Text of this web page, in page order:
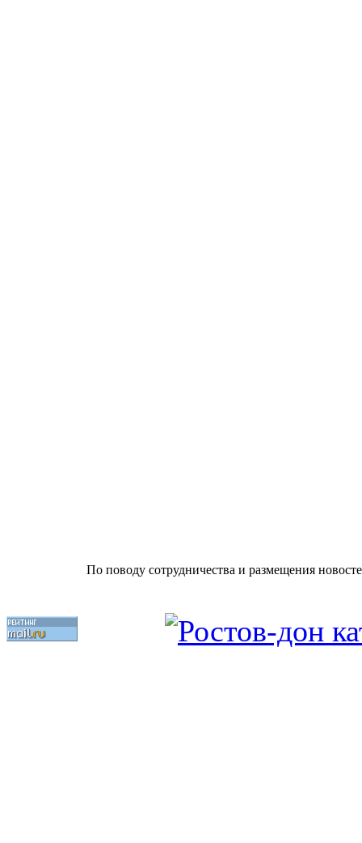
По поводу сотрудничества и размещения